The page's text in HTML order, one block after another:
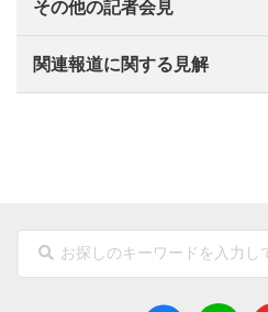
その他の記者会見
関連報道に関する見解